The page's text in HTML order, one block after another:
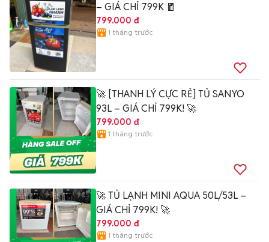
– GIÁ CHỈ 799K 🧧
799.000 đ
1 tháng trước
🚀 [THANH LÝ CỰC RẺ] TỦ SANYO
93L – GIÁ CHỈ 799K! 🚀
799.000 đ
1 tháng trước
🚀 TỦ LẠNH MINI AQUA 50L/53L –
GIÁ CHỈ 799K! 🚀
799.000 đ
1 tháng trước